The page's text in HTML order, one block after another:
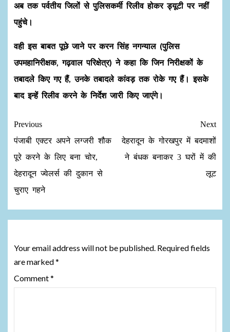
अब तक पर्वतीय जिलों से पुलिसकर्मी रिलीव होकर ड्यूटी पर नहीं
पहुंचे।
वही इस बाबत पूछे जाने पर करन सिंह नगन्याल (पुलिस
उपमहानिरीक्षक, गढ़वाल परिक्षेत्र) ने कहा कि जिन निरीक्षकों के
तबादले किए गए हैं, उनके तबादले कांवड़ तक रोके गए हैं। इसके
बाद इन्हें रिलीव करने के निर्देश जारी किए जाएंगे।
Previous
पंजाबी एक्टर अपने लग्जरी शौक
पूरे करने के लिए बना चोर,
देहरादून ज्वेलर्स की दुकान से
चुराए गहने
Next
देहरादून के गोरखपुर में बदमाशों
ने बंधक बनाकर 3 घरों में की
लूट
Your email address will not be published. Required fields
are marked*
Comment*